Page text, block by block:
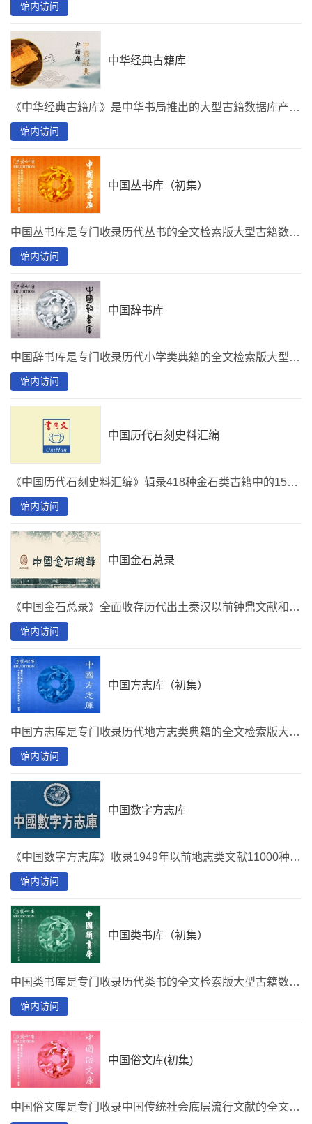
馆内访问
中华经典古籍库
《中华经典古籍库》是中华书局推出的大型古籍数据库产品，收录了中华书局出版的整理本古籍图书，涵盖经史子集各部，包含了二十四史、通鉴、新编诸子集成、清人十三经注疏、史料笔记丛刊、古典文学基本丛书、佛教典籍选刊等经典系列，保留专名线、注释、校勘记等整理成果。该资源为镜像版，镜像版仅限首都图书馆（华威桥馆址）、北京城市图书馆馆内访问，并且需要使用客户端登录（客户端仅支持windows系统），
馆内访问
中国丛书库（初集）
中国丛书库是专门收录历代丛书的全文检索版大型古籍数据库。中国丛书库集成编初集收录100种丛书4,000部典籍。
馆内访问
中国辞书库
中国辞书库是专门收录历代小学类典籍的全文检索版大型古籍数据库。中国辞书库网罗先秦至民国历代语言文字类著作，包括字书、韵书、雅书和字典等共计1,000部。
馆内访问
中国历代石刻史料汇编
《中国历代石刻史料汇编》辑录418种金石类古籍中的15000余篇石刻文献，并附有历代金石学家撰写的考释文字，总计1150万字。所有碑文按朝代排序，利于读者查阅。全书从秦砖汉瓦到碑文墓志，上下两千年，内容涵盖中国古代政治、经济、军事、民族、宗教、文学、科技、民俗、教育、地理等各个方面。
馆内访问
中国金石总录
《中国金石总录》全面收存历代出土秦汉以前钟鼎文献和历代出土、遗存清代以前石刻文献。每则金石均包括完整拓片、全文录文和基础叙录三部分内容。全文录文按原拓行文格式严格录入。叙录包括名称（含简称）、朝代、年号、材质、形制、行款、出土地（或遗存地）、出土时间以及收藏或保护单位等基本信息。
馆内访问
中国方志库（初集）
中国方志库是专门收录历代地方志类典籍的全文检索版大型古籍数据库。中国方志库（初集）收录历代省通志及府州县厅志2,000部。
馆内访问
中国数字方志库
《中国数字方志库》收录1949年以前地志类文献11000种，总册数超过10万册，影像数据近千万页，数据库总容量达4TB。所收方志包括全国各公共图书馆、高校图书馆、博物馆所藏方志，也有一些私家收藏的方志孤本、稀见本、批校本、题跋本，是目前收录方志最多，规模最大的方志数据库。
馆内访问
中国类书库（初集）
中国类书库是专门收录历代类书的全文检索版大型古籍数据库。中国类书库（初集）收录魏晋以来直至清末民初的类书300部，含永乐大典和古今图书集成。
馆内访问
中国俗文库(初集)
中国俗文库是专门收录中国传统社会底层流行文献的全文检索版大型古籍数据库。中国俗文库（初集）收录汉魏以来传统社会底层流行文献，包括在民间广泛流传的俗文学作品与俗文字史料，如变文、宝卷、善书、小说、话本、戏文、俚曲、鼓书、弹词、歌谣、俗谚等，共计2000部。